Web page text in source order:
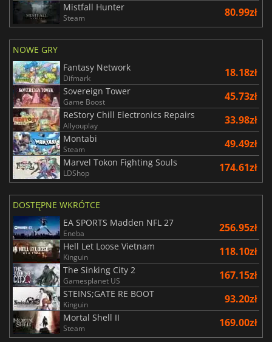
Mistfall Hunter
Steam 80.99zł
NOWE GRY
Fantasy Network
Difmark 18.18zł
Sovereign Tower
Game Boost 45.73zł
ReStory Chill Electronics Repairs
Allyouplay 33.98zł
Montabi
Steam 49.49zł
Marvel Tokon Fighting Souls
LDShop 174.61zł
DOSTĘPNE WKRÓTCE
EA SPORTS Madden NFL 27
Eneba 256.95zł
Hell Let Loose Vietnam
Kinguin 118.10zł
The Sinking City 2
Gamesplanet US 167.15zł
STEINS;GATE RE BOOT
Kinguin 93.20zł
Mortal Shell II
Steam 169.00zł